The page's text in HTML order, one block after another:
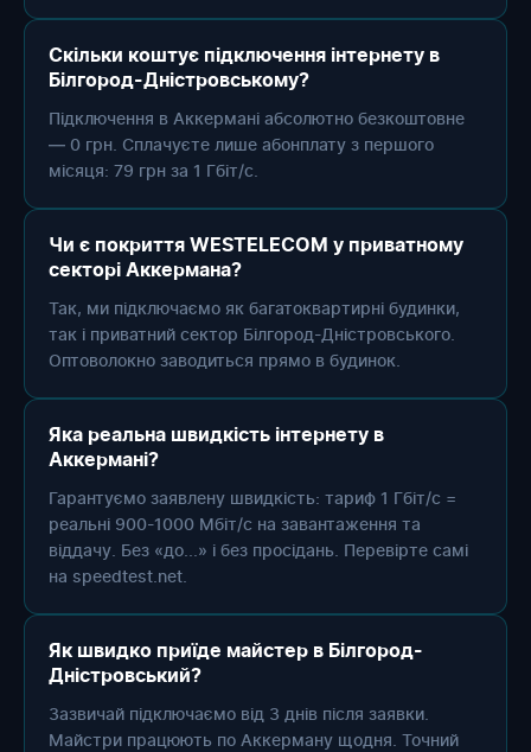
Скільки коштує підключення інтернету в
Білгород-Дністровському?
Підключення в Аккермані абсолютно безкоштовне
— 0 грн. Сплачуєте лише абонплату з першого
місяця: 79 грн за 1 Гбіт/с.
Чи є покриття WESTELECOM у приватному
секторі Аккермана?
Так, ми підключаємо як багатоквартирні будинки,
так і приватний сектор Білгород-Дністровського.
Оптоволокно заводиться прямо в будинок.
Яка реальна швидкість інтернету в
Аккермані?
Гарантуємо заявлену швидкість: тариф 1 Гбіт/с =
реальні 900-1000 Мбіт/с на завантаження та
віддачу. Без «до...» і без просідань. Перевірте самі
на speedtest.net.
Як швидко приїде майстер в Білгород-
Дністровський?
Зазвичай підключаємо від 3 днів після заявки.
Майстри працюють по Аккерману щодня. Точний